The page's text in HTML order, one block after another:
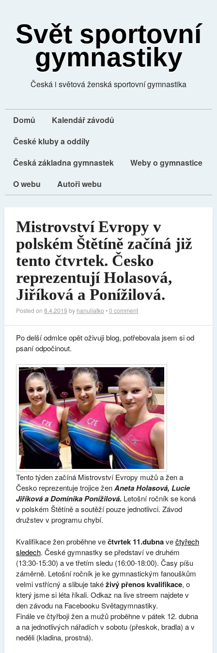
Svět sportovní
gymnastiky
Česká i světová ženská sportovní gymnastika
Domů
Kalendář závodů
České kluby a oddíly
Česká základna gymnastek
Weby o gymnastice
O webu
Autoři webu
Mistrovství Evropy v
polském Štětíně začíná již
tento čtvrtek. Česko
reprezentují Holasová,
Jiříková a Ponížilová.
Posted on 8.4.2019 by hanuliatko •0 comment
Po delší odmlce opět oživuji blog, potřebovala jsem si od
psaní odpočinout.
Tento týden začíná Mistrovství Evropy mužů a žen a
Česko reprezentuje trojice ženAneta Holasová, Lucie
Jiříková a Dominika Ponížilová. Letošní ročník se koná
v polském Štětíně a soutěží pouze jednotlivci. Závod
družstev v programu chybí.
Kvalifikace žen proběhne večtvrtek 11.dubnavečtyřech
sledech. České gymnastky se představí ve druhém
(13:30-15:30) a ve třetím sledu (16:00-18:00). Časy píšu
záměrně. Letošní ročník je ke gymnastickým fanouškům
velmi vstřícný a slibuje takéživý přenos kvalifikace, o
který jsme si léta říkali. Odkaz na live streem najdete v
den závodu na Facebooku Světagymnastiky.
Finále ve čtyřboji žen a mužů proběhne v pátek 12. dubna
a na jednotlivých nářadích v sobotu (přeskok, bradla) a v
neděli (kladina, prostná).